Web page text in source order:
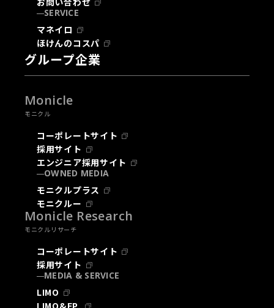
SERVICE
マネイロ
ほけんのコスパ
グループ企業
Monicle
モニクル
コーポレートサイト
採用サイト
エンジニア採用サイト
OWNED MEDIA
モニクルプラス
モニクルー
Monicle Research
モニクルリサーチ
コーポレートサイト
採用サイト
MEDIA & SERVICE
LIMO
LIMO&FP